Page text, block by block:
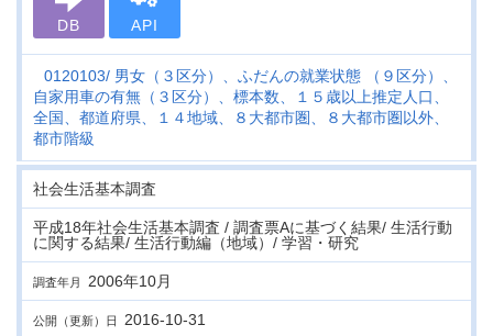
DB API
0120103
男女（３区分）、ふだんの就業状態 （９区分）、
自家用車の有無（３区分）、標本数、１５歳以上推定人口、
全国、都道府県、１４地域、８大都市圏、８大都市圏以外、
都市階級
社会生活基本調査
平成18年社会生活基本調査 / 調査票Aに基づく結果/ 生活行動
に関する結果/ 生活行動編（地域）/ 学習・研究
調査年月 2006年10月
公開（更新）日 2016-10-31